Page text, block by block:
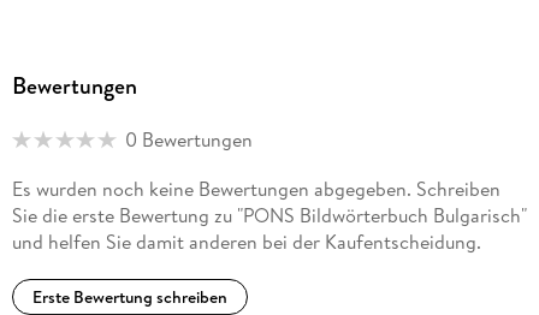
Bewertungen
0 Bewertungen
Es wurden noch keine Bewertungen abgegeben. Schreiben
Sie die erste Bewertung zu "PONS Bildwörterbuch Bulgarisch"
und helfen Sie damit anderen bei der Kaufentscheidung.
Erste Bewertung schreiben